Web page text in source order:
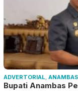
ADVERTORIAL ANAMBAS
Bupati Anambas